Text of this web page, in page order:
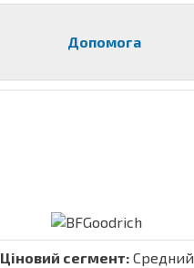
Допомога
Ціновий сегмент:Средний